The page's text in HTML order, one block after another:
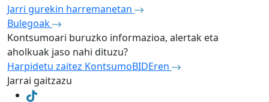
Jarri gurekin harremanetan
Bulegoak
Kontsumoari buruzko informazioa, alertak eta
aholkuak jaso nahi dituzu?
Harpidetu zaitez KontsumoBIDEren
Jarrai gaitzazu